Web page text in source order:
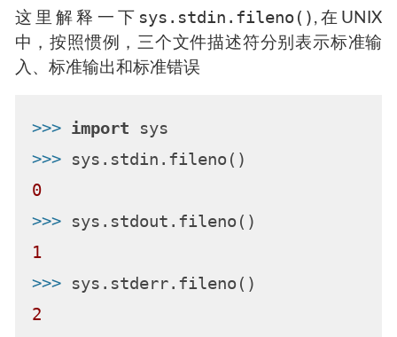
这里解释一下 sys.stdin.fileno() ,在UNIX
中，按照惯例，三个文件描述符分别表示标准输
入、标准输出和标准错误
>>> import
>>>
0
>>>
1
>>>
2